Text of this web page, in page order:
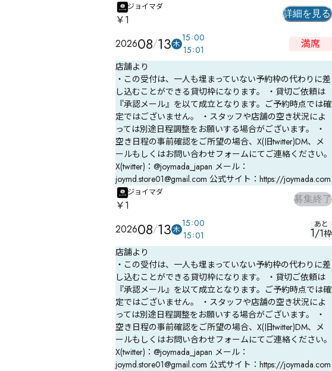
ジョイマダ
￥1 詳細を見る
202608 13 木
15 00
15 01 満席
店舗より
・この受付は、一人も埋まっていない予約枠の代わりに差
し込むことができる貸切枠になります。 ・貸切ご依頼は
『承認メール』を以て成立となります。ご予約時点では確
定ではございません。 ・スタッフや店舗の空き状況によ
っては別途日程調整をお願いする場合がございます。 ・
空き日程の事前確認をご所望の場合、X(旧twitter)DM、メ
ールもしくはお問い合わせフォームにてご連絡ください。
X(twitter)：@joymada_japan メール：
joymd.store01@gmail.com 公式サイト：https://joymada.com
ジョイマダ
￥1 募集終了
202608 13 木
15 00
15 01
あと
1/1枠
店舗より
・この受付は、一人も埋まっていない予約枠の代わりに差
し込むことができる貸切枠になります。 ・貸切ご依頼は
『承認メール』を以て成立となります。ご予約時点では確
定ではございません。 ・スタッフや店舗の空き状況によ
っては別途日程調整をお願いする場合がございます。 ・
空き日程の事前確認をご所望の場合、X(旧twitter)DM、メ
ールもしくはお問い合わせフォームにてご連絡ください。
X(twitter)：@joymada_japan メール：
joymd.store01@gmail.com 公式サイト：https://joymada.com